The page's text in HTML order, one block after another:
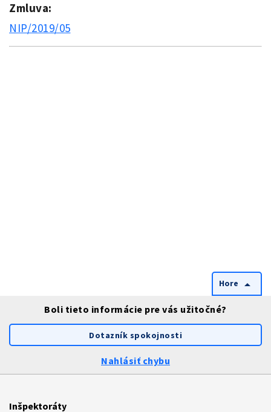
Zmluva:
NIP/2019/05
Hore arrow_drop_up
Boli tieto informácie pre vás užitočné?
Dotazník spokojnosti
Nahlásiť chybu
Inšpektoráty